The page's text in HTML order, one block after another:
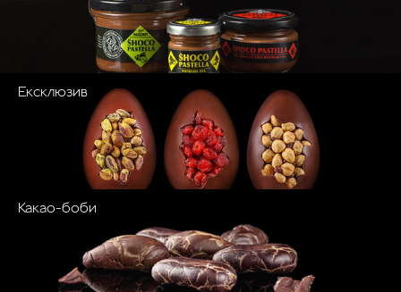
Ексклюзив
Какао-боби